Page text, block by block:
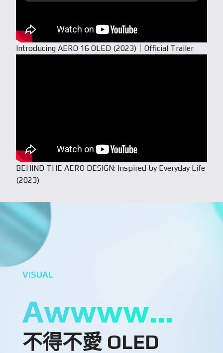
Introducing AERO 16 OLED (2023)｜Official Trailer
BEHIND THE AERO DESIGN: Inspired by Everyday Life
(2023)
VISUAL
Awwww…
不得不愛 OLED